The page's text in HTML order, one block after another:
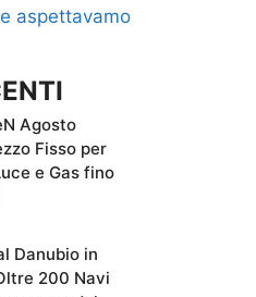
aspettavamo
Agosto
Fisso per
e Gas fino
Danubio in
200 Navi